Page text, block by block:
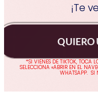
¡Te
*SI VIENES DE TIKTOK, TOCA
SELECCIONA «ABRIR EN EL
WHATSAPP. SI